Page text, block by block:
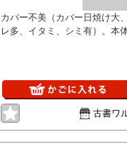
入）
カバー不美（カバー日焼け大
レ多、イタミ、シミ有）。本
円。ピンク色カバー。
古書ワ